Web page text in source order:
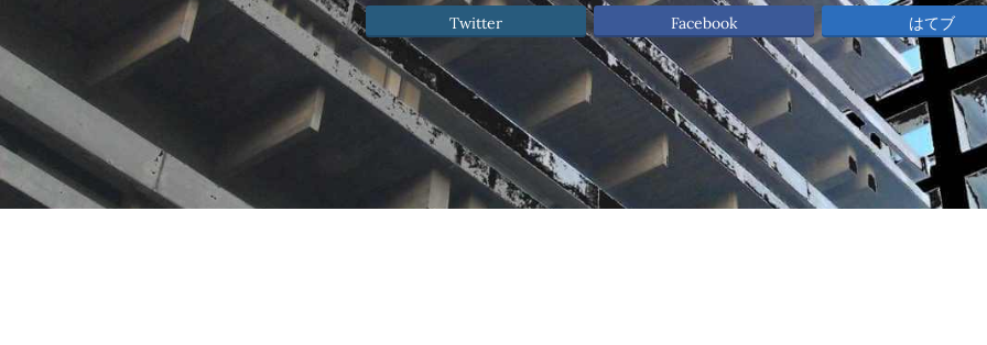
Twitter Facebook はてブ